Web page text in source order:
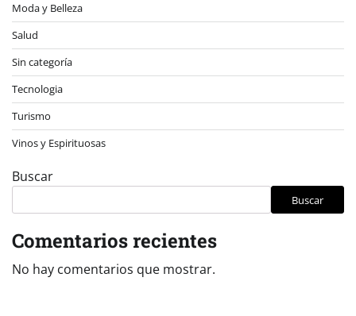
Moda y Belleza
Salud
Sin categoría
Tecnologia
Turismo
Vinos y Espirituosas
Buscar
Buscar
Comentarios recientes
No hay comentarios que mostrar.